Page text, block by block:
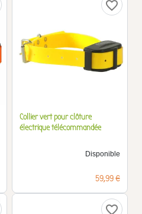
favorite_border
Collier vert pour clôture
électrique télécommandée
Disponible
Prix
59,99 €
favorite_border